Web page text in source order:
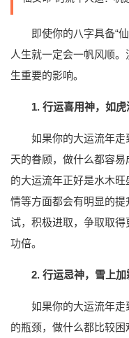
即使你的八字具备“
人生就一定会一帆风顺
生重要的影响。
1. 行运喜用神，如虎
如果你的大运流年
天的眷顾，做什么都容
的大运流年正好是水木
情等方面都会有明显的
试，积极进取，争取取
功倍。
2. 行运忌神，雪上加
如果你的大运流年
的瓶颈，做什么都比较